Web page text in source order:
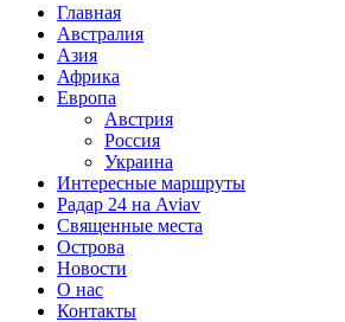
Главная
Австралия
Азия
Африка
Европа
Австрия
Россия
Украина
Интересные маршруты
Радар 24 на Aviav
Священные места
Острова
Новости
О нас
Контакты